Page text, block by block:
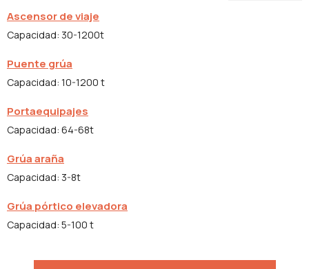
Ascensor de viaje
Capacidad: 30-1200t
Puente grúa
Capacidad: 10-1200 t
Portaequipajes
Capacidad: 64-68t
Grúa araña
Capacidad: 3-8t
Grúa pórtico elevadora
Capacidad: 5-100 t